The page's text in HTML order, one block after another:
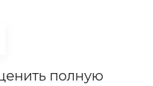
полную